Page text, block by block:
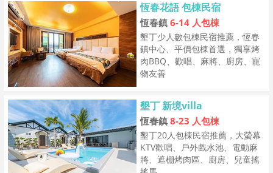
恆春花語 包棟民宿
恆春鎮 6-14 人包棟
墾丁少人數包棟民宿推薦，恆春
鎮中心、平價包棟首選，獨享烤
肉BBQ、歡唱、麻將、廚房、寵
物友善
墾丁 新境villa
恆春鎮 8-23 人包棟
墾丁20人包棟民宿推薦，大螢幕
KTV歡唱、戶外戲水池、電動麻
將、遮棚烤肉區、廚房、兒童搖